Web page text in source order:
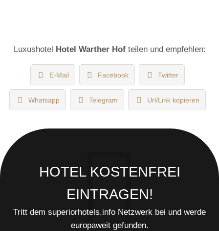
Luxushotel Hotel Warther Hofteilen und empfehlen:
E-Mail Facebook Twitter
Whatsapp Telegram Url/Link kopieren
HOTEL KOSTENFREI
EINTRAGEN!
Tritt dem superiorhotels.info Netzwerk bei und werde
europaweit gefunden.